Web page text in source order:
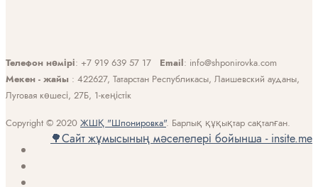
Телефон нөмірі: +7 919 639 57 17 Email: info@shponirovka.com
Мекен - жайы : 422627, Татарстан Республикасы, Лаишевский ауданы,
Луговая көшесі, 27Б, 1-кеңістік
Copyright © 2020 ЖШҚ "Шпонировка". Барлық құқықтар сақталған.
🌳Сайт жұмысының мәселелері бойынша - insite.me